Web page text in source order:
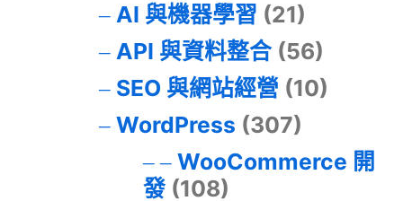
AI 與機器學習 (21)
API 與資料整合(56)
SEO 與網站經營 (10)
WordPress (307)
WooCommerce 開
發(108)